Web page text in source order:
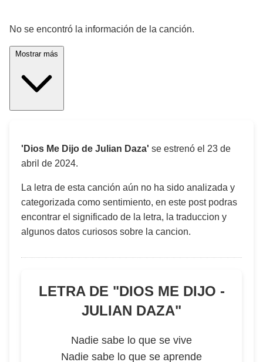
No se encontró la información de la canción.
'Dios Me Dijo de Julian Daza' se estrenó el 23 de
abril de 2024.
La letra de esta canción aún no ha sido analizada y
categorizada como sentimiento, en este post podras
encontrar el significado de la letra, la traduccion y
algunos datos curiosos sobre la cancion.
LETRA DE "DIOS ME DIJO -
JULIAN DAZA"
Nadie sabe lo que se vive
Nadie sabe lo que se aprende